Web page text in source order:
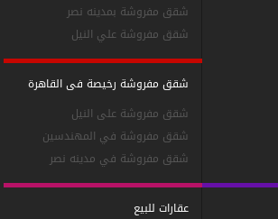
شقق مفروشة بمدينه نصر
شقق مفروشة علي النيل
شقق مفروشة رخيصة فى القاهرة
شقق مفروشة على النيل
شقق مفروشة في المهندسين
شقق مفروشة في مدينه نصر
عقارات للبيع